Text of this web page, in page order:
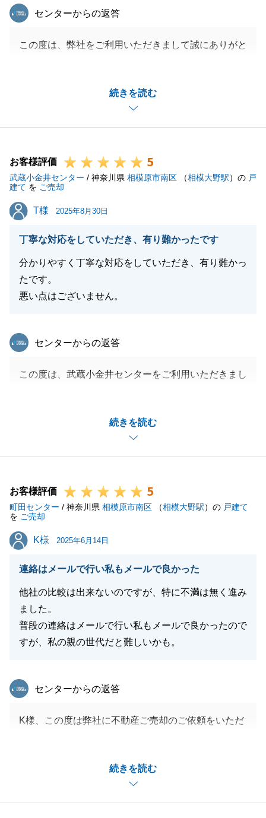
続きを読む
東急リバブル
センターからの返答
この度は、弊社をご利用いただきまして誠にありがと
ご売却の方もご依頼いただきありがとうございます。
好条件でのご成約を目指して販売活動に努めてまいり
お困りのことがございましたら、お気軽にご連絡いた
だければと存じます。
今後ともよろしくお願いいたします。
閉じる
お客様評価 5
武蔵小金井センター / 神奈川県 相模原市南区 （相模大野駅）の 戸
建て を ご売却
T様
T様 2025年8月30日
丁寧な対応をしていただき、有り難かったです
分かりやすく丁寧な対応をしていただき、有り難かっ
たです。
悪い点はございません。
続きを読む
東急リバブル
センターからの返答
この度は、武蔵小金井センターをご利用いただきまし
いただき有り難かったです。」というお言葉を頂戴し
ましたが、今後の励みとなります。ありがとうござい
ました。
することが出来ました。
その後も、お荷物のお片付けなどもありましたが、無
事ご決済を迎えることができましたのはT様の多大な
ご協力のおかげでした。
事がございましたら、お気軽にお申し付けください。
また、今後お知り合いで不動産に関することでお困り
の事がございましたら是非ともご紹介を下さいませ。
今後とも宜しくお願いいたします。
この度は、本当に有難うございました。
閉じる
お客様評価 5
町田センター / 神奈川県 相模原市南区 （相模大野駅）の 戸建て
を ご売却
K様
K様 2025年6月14日
連絡はメールで行い私もメールで良かった
他社の比較は出来ないのですが、特に不満は無く進み
ました。
普段の連絡はメールで行い私もメールで良かったので
すが、私の親の世代だと難しいかも。
続きを読む
東急リバブル
センターからの返答
K様、この度は弊社に不動産ご売却のご依頼をいただ
今後は、お客様の世代やご要望に沿った連絡手段を心
掛けてまいります。